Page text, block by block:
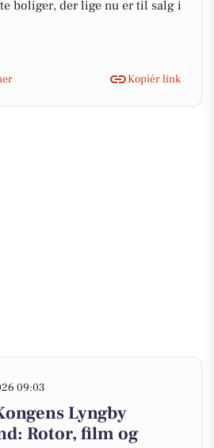
boliger, der lige nu er til salg i
Kopiér link
09:03
Lyngby
Rotor, film og